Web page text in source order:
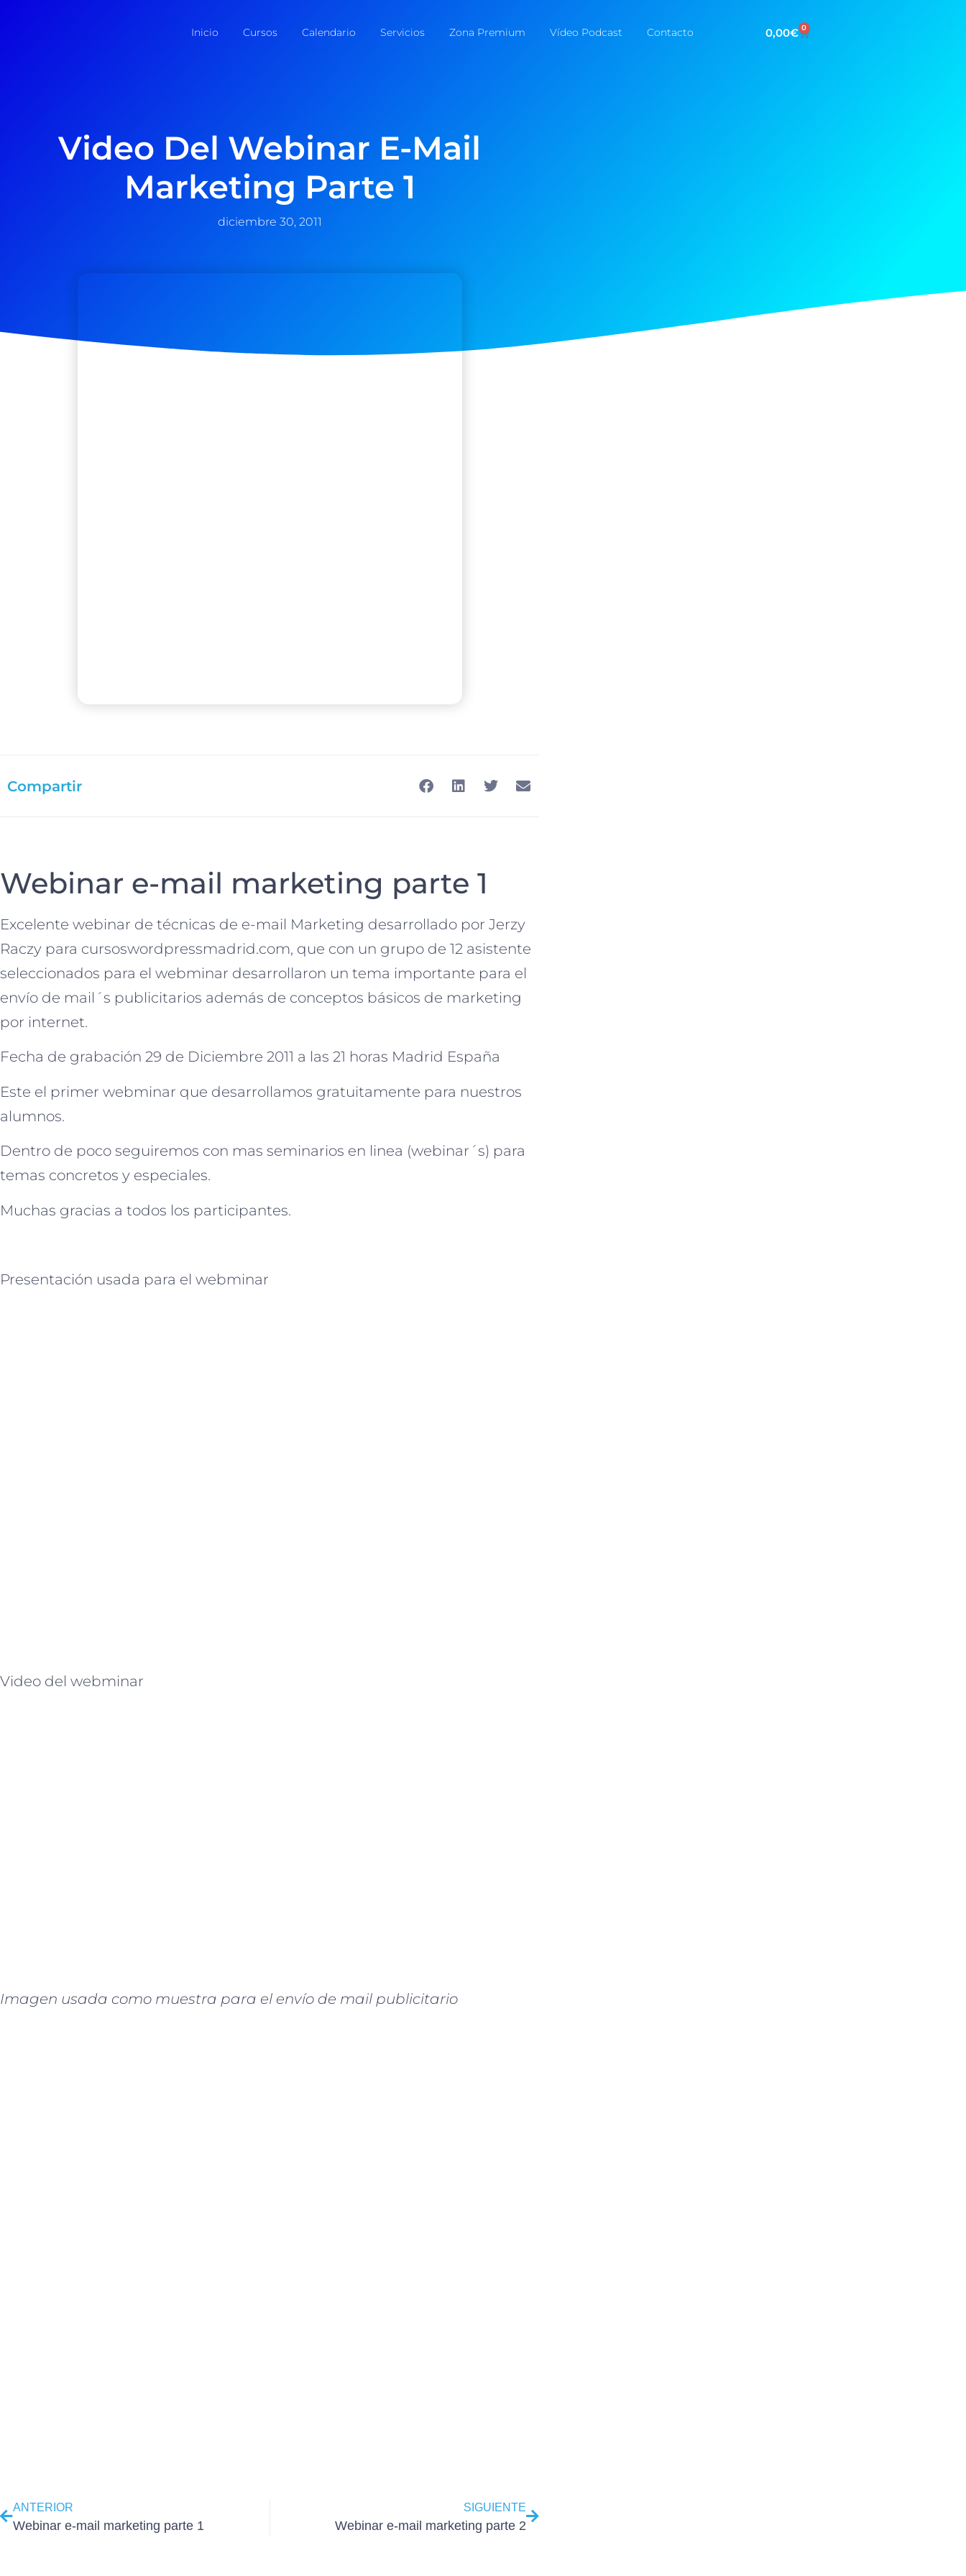
Inicio Cursos Calendario Servicios Zona Premium Vídeo Podcast Contacto 0,00€ 0
Video Del Webinar E-Mail
Marketing Parte 1
diciembre 30, 2011
Compartir
Webinar e-mail marketing parte 1
Excelente webinar de técnicas de e-mail Marketing desarrollado por Jerzy
Raczy para cursoswordpressmadrid.com, que con un grupo de 12 asistente
seleccionados para el webminar desarrollaron un tema importante para el
envío de mail´s publicitarios además de conceptos básicos de marketing
por internet.
Fecha de grabación 29 de Diciembre 2011 a las 21 horas Madrid España
Este el primer webminar que desarrollamos gratuitamente para nuestros
alumnos.
Dentro de poco seguiremos con mas seminarios en linea (webinar´s) para
temas concretos y especiales.
Muchas gracias a todos los participantes.
Presentación usada para el webminar
Video del webminar
Imagen usada como muestra para el envío de mail publicitario
ANTERIOR
Webinar e-mail marketing parte 1
SIGUIENTE
Webinar e-mail marketing parte 2